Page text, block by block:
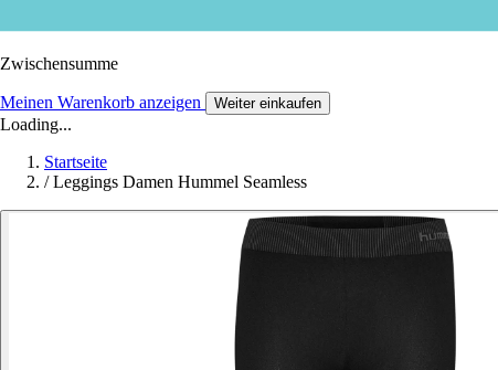
Zwischensumme
Meinen Warenkorb anzeigen Weiter einkaufen
Loading...
Startseite
/ Leggings Damen Hummel Seamless